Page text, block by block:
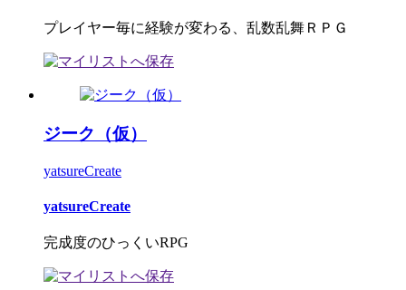
プレイヤー毎に経験が変わる、乱数乱舞ＲＰＧ
ジーク（仮）
yatsureCreate
yatsureCreate
完成度のひっくいRPG